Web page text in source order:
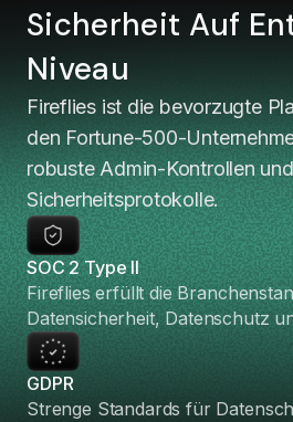
Sicherheit Auf
Niveau
Fireflies ist die bevorzugte
den Fortune-500-
robuste Admin-Kontrollen
Sicherheitsprotokolle.
SOC 2 Type II
Fireflies erfüllt die
Datensicherheit, Datenschutz
GDPR
Strenge Standards für